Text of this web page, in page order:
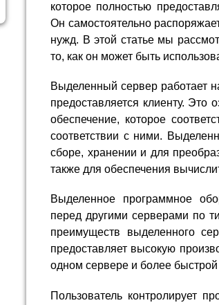
которое полностью
Он самостоятельно
нужд. В этой статье мы
то, как он может быть
Выделенный сервер работает
предоставляется клиенту. Это
обеспечение, которое
соответствии с ними.
сборе, хранении и для
также для обеспечения
Выделенное программное
перед другими серверами по
преимуществ выделенного
предоставляет высокую
одном сервере и более
Пользователь контролирует